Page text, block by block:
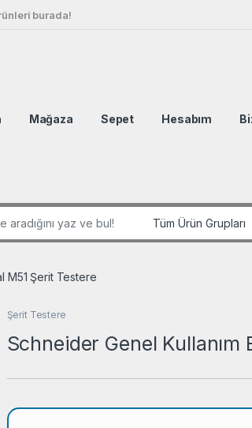
burada!
Mağaza Sepet Hesabım
M51 Şerit Testere
Şerit Testere
Schneider Genel